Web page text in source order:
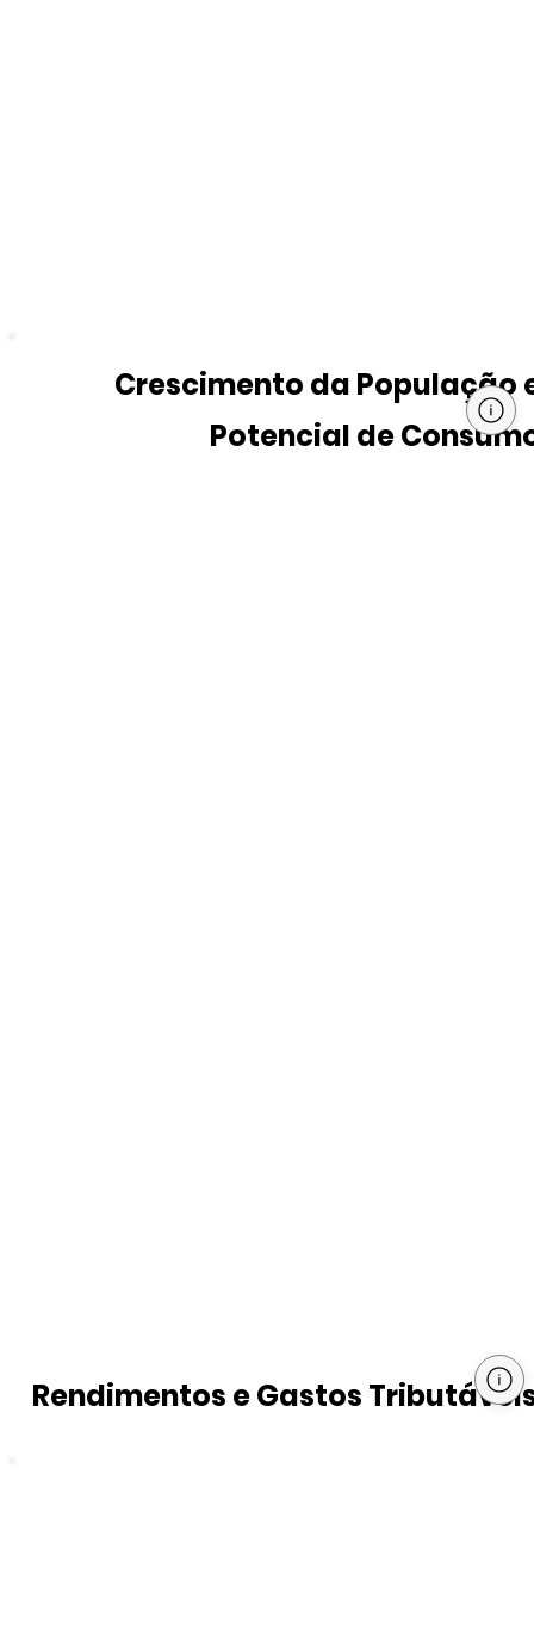
Crescimento da População
Potencial de
Rendimentos e Gastos